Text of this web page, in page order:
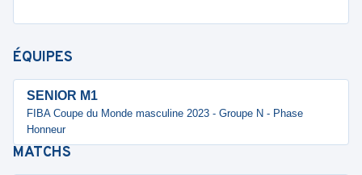
ÉQUIPES
SENIOR M1
FIBA Coupe du Monde masculine 2023 - Groupe N - Phase
Honneur
MATCHS